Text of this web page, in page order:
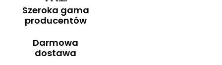
Szeroka gama
producentów
Darmowa
dostawa